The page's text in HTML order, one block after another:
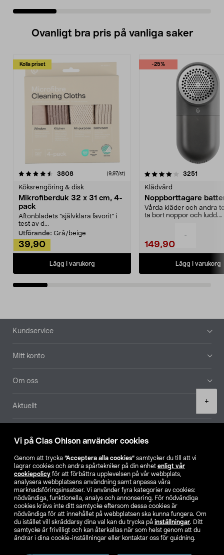
Vi på Clas Ohlson använder cookies
Genom att trycka ”Acceptera alla cookies” samtycker du till att vi
lagrar cookies och andra spårtekniker på din enhet enligt vår
cookiepolicy för att förbättra upplevelsen på vår webbplats,
analysera webbplatsens användning samt anpassa våra
marknadsföringsinsatser. Vi använder fyra kategorier av cookies:
nödvändiga, funktionella, analys och annonsering. För nödvändiga
cookies krävs inte ditt samtycke eftersom dessa cookies är
nödvändiga för att innehållet på webbplatsen ska kunna fungera. Om
du istället vill skräddarsy dina val kan du trycka på inställningar. Ditt
samtycke är frivilligt och kan återkallas när som helst genom att du
ändrar i dina cookie-inställningar eller kontaktar oss för guidning.
-
+
Ovanligt bra pris på vanliga saker
Kolla priset
3808recensioner (9,97/st)
Köksrengöring & disk
Mikrofiberduk 32 x 31 cm, 4-
pack
Aftonbladets "självklara favorit” i
test av d...
Utförande: Grå/beige
39,90
Lägg i varukorg
-25%
4.0av 5 stjärnor 3251
Klädvård
Noppborttagare
Vårda kläder och andra
ta bort noppor och ludd.
149,90
Lägg i varukorg
4.5av 5 stjärnor
Sidfot
Kundservice
Mitt konto
Om oss
Aktuellt
Hitta butik
SE NO FI